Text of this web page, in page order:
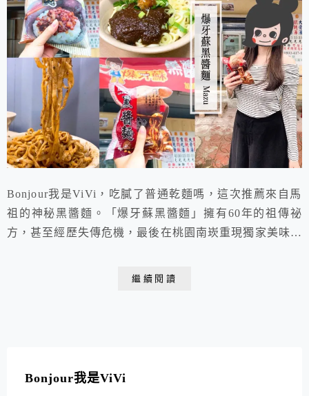
Bonjour我是ViVi，吃膩了普通乾麵嗎，這次推薦來自馬
祖的神秘黑醬麵。「爆牙蘇黑醬麵」擁有60年的祖傳祕
方，甚至經歷失傳危機，最後在桃園南崁重現獨家美味。
繼續閱讀
Bonjour我是ViVi